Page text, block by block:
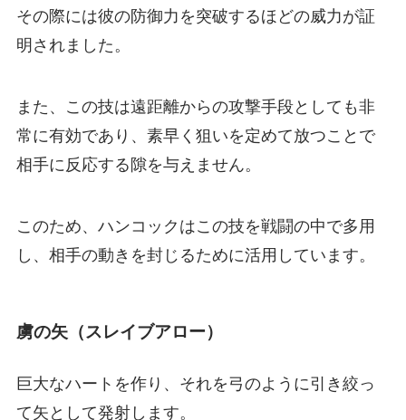
その際には彼の防御力を突破するほどの威力が証
明されました。
また、この技は遠距離からの攻撃手段としても非
常に有効であり、素早く狙いを定めて放つことで
相手に反応する隙を与えません。
このため、ハンコックはこの技を戦闘の中で多用
し、相手の動きを封じるために活用しています。
虜の矢（スレイブアロー）
巨大なハートを作り、それを弓のように引き絞っ
て矢として発射します。